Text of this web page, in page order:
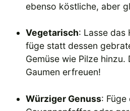
ebenso köstliche, aber
Vegetarisch: Lasse das
füge statt dessen
Gemüse wie Pilze hinzu.
Gaumen erfreuen!
Würziger Genuss: Füge